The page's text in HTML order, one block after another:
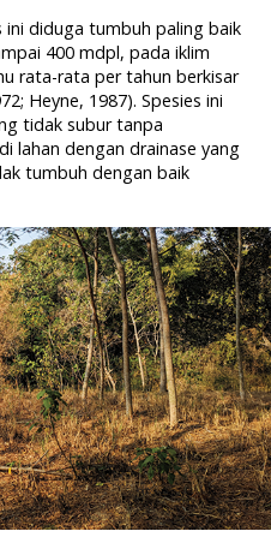
ini diduga tumbuh paling baik
400 mdpl, pada iklim
rata-rata per tahun berkisar
Heyne, 1987). Spesies ini
tidak subur tanpa
lahan dengan drainase yang
tumbuh dengan baik